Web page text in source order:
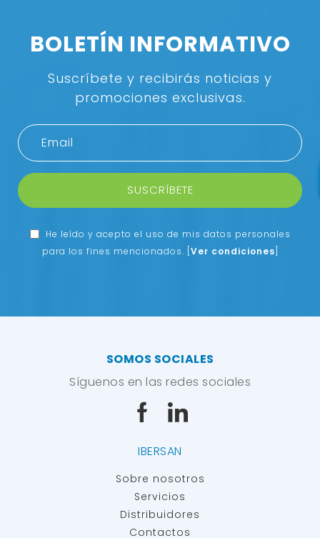
BOLETÍN INFORMATIVO
Suscríbete y recibirás noticias y
promociones exclusivas.
SUSCRÍBETE
He leído y acepto el uso de mis datos personales
para los fines mencionados. Ver condiciones
IBERSAN
Sobre nosotros
Servicios
Distribuidores
Contactos
SOMOS SOCIALES
Síguenos en las redes sociales